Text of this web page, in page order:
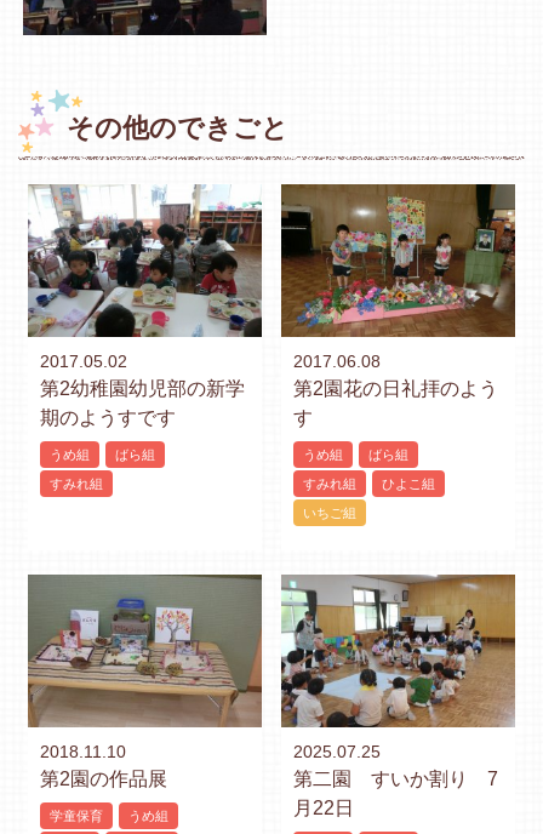
その他のできごと
2017.05.02
第2幼稚園幼児部の新学
期のようすです
うめ組
ばら組
すみれ組
2017.06.08
第2園花の日礼拝のよう
す
うめ組
ばら組
すみれ組
ひよこ組
いちご組
2018.11.10
第2園の作品展
学童保育
うめ組
2025.07.25
第二園 すいか割り 7
月22日